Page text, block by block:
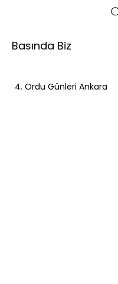
Basında Biz
4. Ordu Günleri Ankara